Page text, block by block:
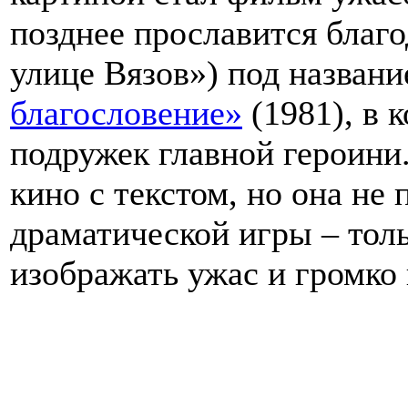
позднее прославится
улице Вязов») под
благословение» (1981), в
подружек главной
кино с текстом, но она не
драматической игры –
изображать ужас и громко